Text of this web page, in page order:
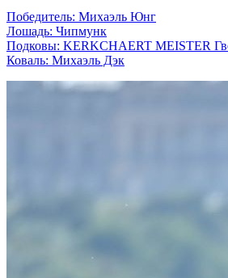
Победитель: Михаэль Юнг
Лошадь: Чипмунк
Подковы: KERKCHAERT MEISTER
Коваль: Михаэль Дэк